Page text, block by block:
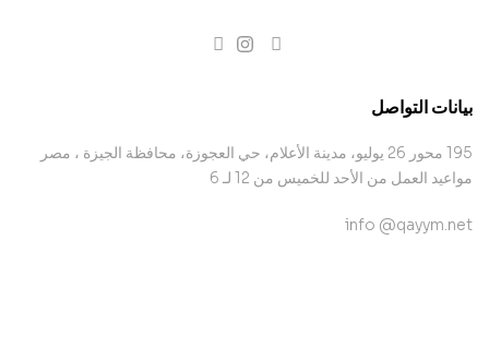
بيانات التواصل
195 محور 26 يوليو، مدينة الأعلام، حي العجوزة، محافظة الجيزة ، مصر
مواعيد العمل من الأحد للخميس من 12 لـ 6
info @qayym.net